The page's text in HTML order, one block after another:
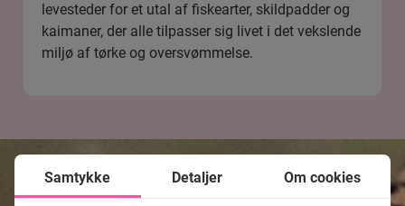
levesteder for et utal af fiskearter, skildpadder og
kaimaner, der alle tilpasser sig livet i det vekslende
miljø af tørke og oversvømmelse.
Samtykke Detaljer Om cookies